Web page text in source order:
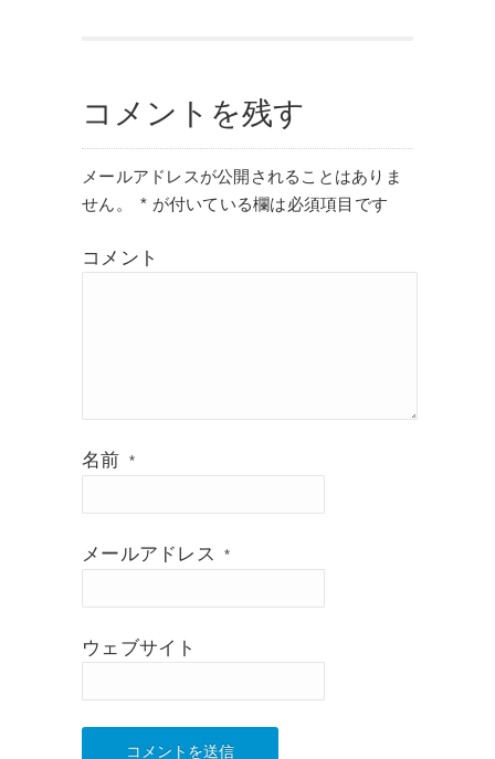
コメントを残す
メールアドレスが公開されることはありま
せん。
* が付いている欄は必須項目です
コメント
名前 *
メールアドレス *
ウェブサイト